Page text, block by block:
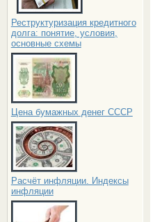
Реструктуризация кредитного
долга: понятие, условия,
основные схемы
Цена бумажных денег СССР
Расчёт инфляции. Индексы
инфляции